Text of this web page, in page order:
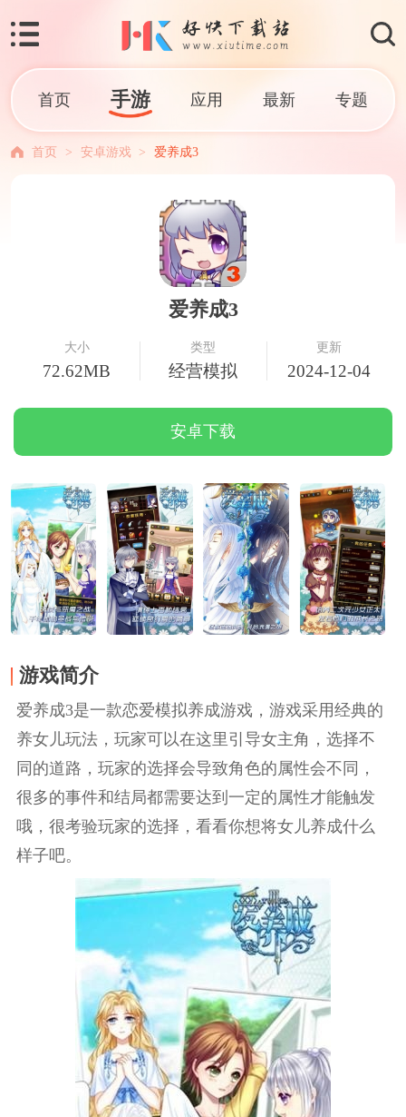
首页 手游 应用 最新 专题
首页 > 安卓游戏 > 爱养成3
爱养成3
大小
72.62MB
类型
经营模拟
更新
2024-12-04
安卓下载
游戏简介
爱养成3是一款恋爱模拟养成游戏，游戏采用经典的
养女儿玩法，玩家可以在这里引导女主角，选择不
同的道路，玩家的选择会导致角色的属性会不同，
很多的事件和结局都需要达到一定的属性才能触发
哦，很考验玩家的选择，看看你想将女儿养成什么
样子吧。